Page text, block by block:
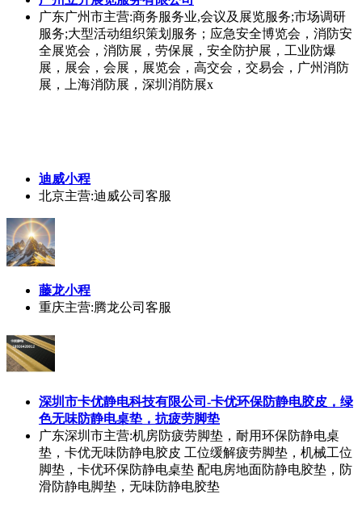
广东广州市主营:商务服务业,会议及展览服务;市场调研
服务;大型活动组织策划服务；应急安全博览会，消防安
全展览会，消防展，劳保展，安全防护展，工业防爆
展，展会，会展，展览会，高交会，交易会，广州消防
展，上海消防展，深圳消防展x
迪威小程
北京主营:迪威公司客服
藤龙小程
重庆主营:腾龙公司客服
深圳市卡优静电科技有限公司-卡优环保防静电胶皮，绿
色无味防静电桌垫，抗疲劳脚垫
广东深圳市主营:机房防疲劳脚垫，耐用环保防静电桌
垫，卡优无味防静电胶皮 工位缓解疲劳脚垫，机械工位
脚垫，卡优环保防静电桌垫 配电房地面防静电胶垫，防
滑防静电脚垫，无味防静电胶垫